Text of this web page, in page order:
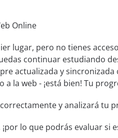
Online
lugar, pero no tienes
continuar estudiando
actualizada y
la web - ¡está bien! Tu
y analizará tu
lo que podrás evaluar si